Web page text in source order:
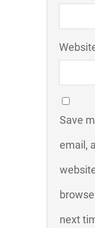
Save
email,
next